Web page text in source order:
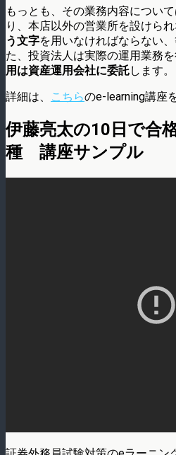
もっとも、その業務内容につい
り、本店以外の営業所を設けられ
う文字を用いなければならない
た、投資法人は実際の運用業務を
用は資産運用会社に委託します。
詳細は、
こちらのe-learning講座
伊藤亮太の10日で合
種 講座サンプル